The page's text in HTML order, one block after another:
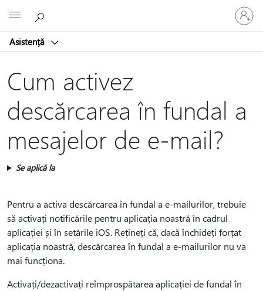
Asistență
vă
la
dvs.
Cum activez
descărcarea în fundal a
mesajelor de e-mail?
Se aplică la
Pentru a activa descărcarea în fundal a e-mailurilor, trebuie
să activați notificările pentru aplicația noastră în cadrul
aplicației și în setările iOS. Rețineți că, dacă închideți forțat
aplicația noastră, descărcarea în fundal a e-mailurilor nu va
mai funcționa.
Activați/dezactivați reîmprospătarea aplicației de fundal în